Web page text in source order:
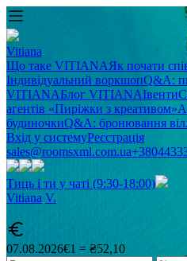
Vitiana
Що таке VITIANAЯк почати
Індивідуальний воркшопQ&A:
VITIANAБлог VITIANAІвенти
агентів «Пиріжки з креативом»
будиночкиQ&A: бронювання
Вхід у системуРеєстрація
sales@roomsxml.com.ua
Тиць і ти у чаті (9:30-18:00)
Vitiana V.
07.08.2026€1 = ₴52,10